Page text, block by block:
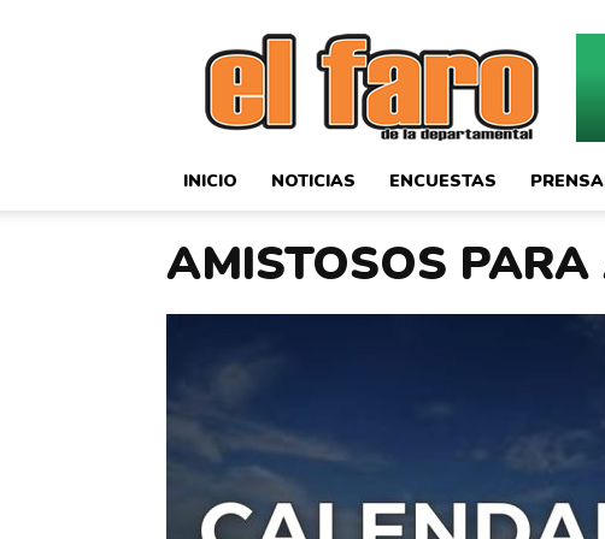
El
Faro
Deportivo
INICIO NOTICIAS ENCUESTAS
AMISTOSOS PARA